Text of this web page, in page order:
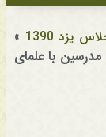
یزد 1390
»
مدرسين با علمای